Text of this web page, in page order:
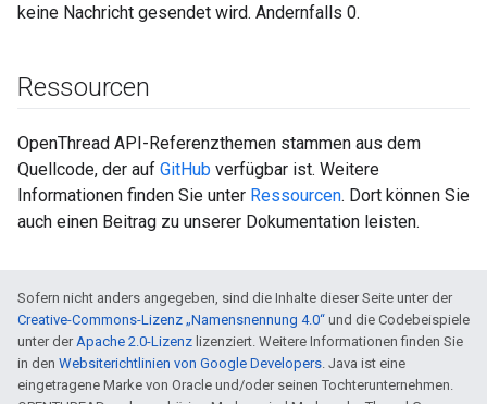
keine Nachricht gesendet wird. Andernfalls 0.
Ressourcen
OpenThread API-Referenzthemen stammen aus dem
Quellcode, der auf GitHub verfügbar ist. Weitere
Informationen finden Sie unter Ressourcen. Dort können Sie
auch einen Beitrag zu unserer Dokumentation leisten.
Sofern nicht anders angegeben, sind die Inhalte dieser Seite unter der
Creative-Commons-Lizenz „Namensnennung 4.0“ und die Codebeispiele
unter derApache 2.0-Lizenz lizenziert. Weitere Informationen finden Sie
in den Websiterichtlinien von Google Developers. Java ist eine
eingetragene Marke von Oracle und/oder seinen Tochterunternehmen.